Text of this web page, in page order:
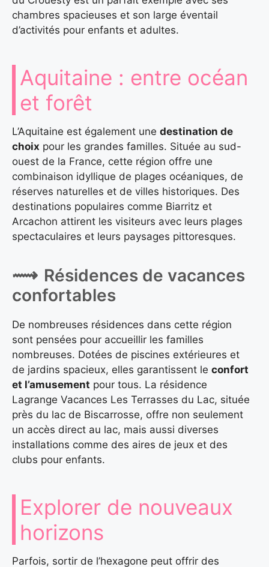
chambres spacieuses et son large éventail
d’activités pour enfants et adultes.
Aquitaine : entre océan
et forêt
L’Aquitaine est également une destination de
choix pour les grandes familles. Située au sud-
ouest de la France, cette région offre une
combinaison idyllique de plages océaniques, de
réserves naturelles et de villes historiques. Des
destinations populaires comme Biarritz et
Arcachon attirent les visiteurs avec leurs plages
spectaculaires et leurs paysages pittoresques.
Résidences de vacances
confortables
De nombreuses résidences dans cette région
sont pensées pour accueillir les familles
nombreuses. Dotées de piscines extérieures et
de jardins spacieux, elles garantissent le confort
et l’amusement pour tous. La résidence
Lagrange Vacances Les Terrasses du Lac, située
près du lac de Biscarrosse, offre non seulement
un accès direct au lac, mais aussi diverses
installations comme des aires de jeux et des
clubs pour enfants.
Explorer de nouveaux
horizons
Parfois, sortir de l’hexagone peut offrir des